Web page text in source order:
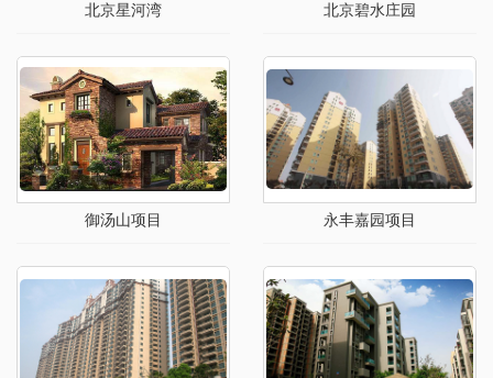
北京星河湾 北京碧水庄园
御汤山项目 永丰嘉园项目